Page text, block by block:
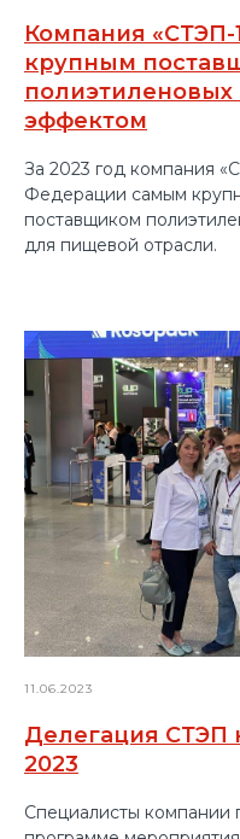
Компания «СТЭП-
крупным
эффектом
За 2023 год компания
Федерации самым
поставщиком
для пищевой отрасли.
11.06.2023
Делегация СТЭП
2023
Специалисты компании